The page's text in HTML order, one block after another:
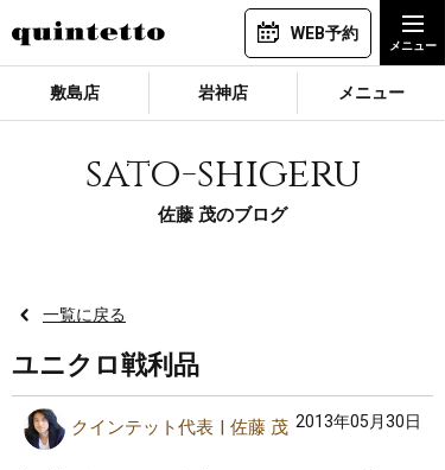
WEB予約
敷島店 岩神店 メニュー
sato-shigeru
佐藤 茂のブログ
一覧に戻る
ユニクロ戦利品
クインテット代表 佐藤 茂 2013年05月30日